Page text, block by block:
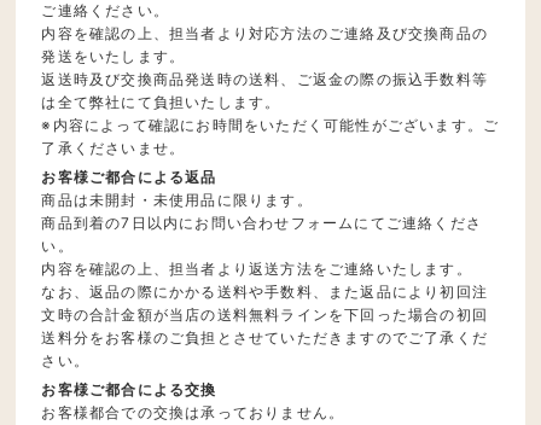
ご連絡ください。
内容を確認の上、担当者より対応方法のご連絡及び交換商品の
発送をいたします。
返送時及び交換商品発送時の送料、ご返金の際の振込手数料等
は全て弊社にて負担いたします。
※内容によって確認にお時間をいただく可能性がございます。ご
了承くださいませ。
お客様ご都合による返品
商品は未開封・未使用品に限ります。
商品到着の7日以内にお問い合わせフォームにてご連絡くださ
い。
内容を確認の上、担当者より返送方法をご連絡いたします。
なお、返品の際にかかる送料や手数料、また返品により初回注
文時の合計金額が当店の送料無料ラインを下回った場合の初回
送料分をお客様のご負担とさせていただきますのでご了承くだ
さい。
お客様ご都合による交換
お客様都合での交換は承っておりません。